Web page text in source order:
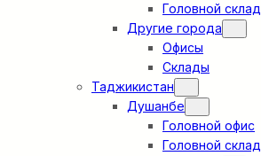
Головной склад
Другие города
Офисы
Склады
Таджикистан
Душанбе
Головной офис
Головной склад